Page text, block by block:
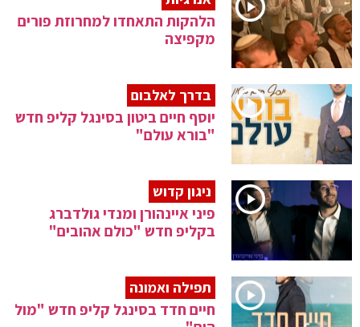
הלהקות התאחדו למחרוזת פורים
מקפיצה
בדרך לאלבום
יוסף חיים ביטון בסינגל קליפ חדש
"בורא עולם"
ניגון קדוש
פיני איינהורן ומנדי גולדברג
בקליפ חדש "כולם אהובים"
תפילה ואמונה
חיים חדד בסינגל קליפ חדש "מול